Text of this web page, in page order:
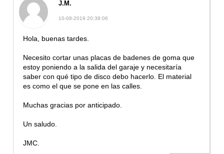
J.M.
10-08-2019 20:38:06
Hola, buenas tardes.
Necesito cortar unas placas de badenes de goma que
estoy poniendo a la salida del garaje y necesitaría
saber con qué tipo de disco debo hacerlo. El material
es como el que se pone en las calles.
Muchas gracias por anticipado.
Un saludo.
JMC.